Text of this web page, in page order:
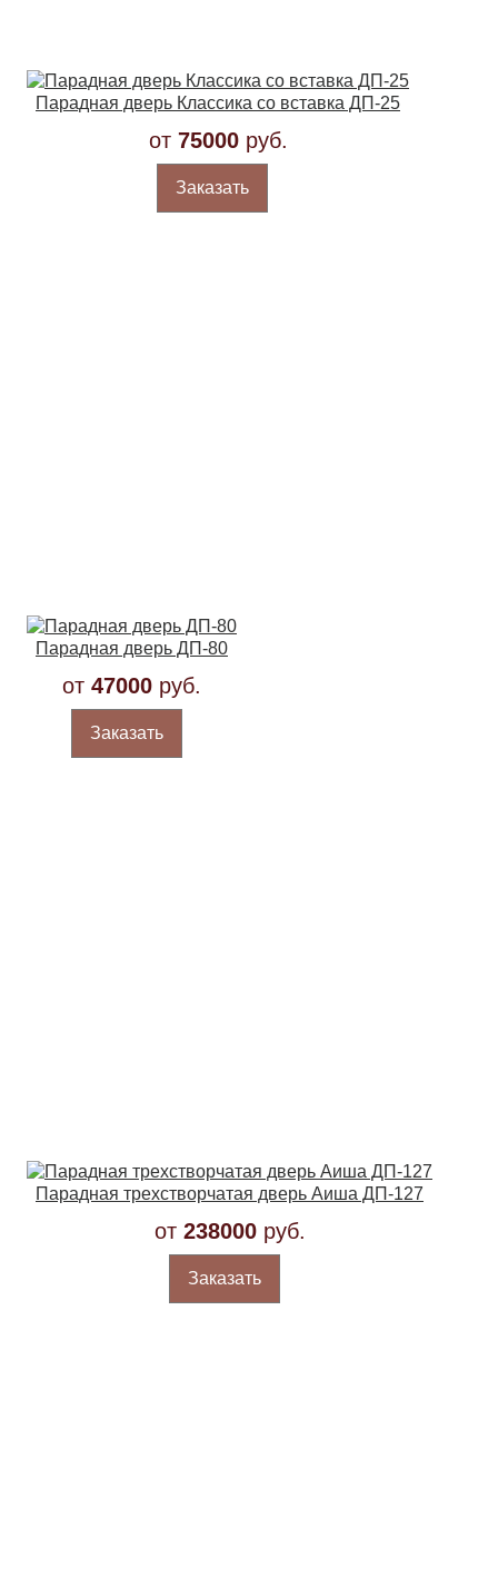
Парадная дверь Классика со вставка ДП-25
от 75000руб.
Заказать
Парадная дверь ДП-80
от 47000 руб.
Заказать
Парадная трехстворчатая дверь Аиша ДП-127
от 238000руб.
Заказать